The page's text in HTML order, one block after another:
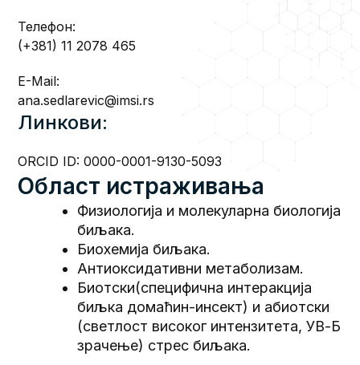
Телефон:
(+381) 11 2078 465
E-Mail:
ana.sedlarevic@imsi.rs
Линкови:
ORCID ID:0000-0001-9130-5093
Област истраживања
Физиологија и молекуларна биологија
биљака.
Биохемија биљака.
Антиоксидативни метаболизам.
Биотски(специфична интеракција
биљка домаћин-инсект) и абиотски
(светлост високог интензитета, УВ-Б
зрачење) стрес биљака.